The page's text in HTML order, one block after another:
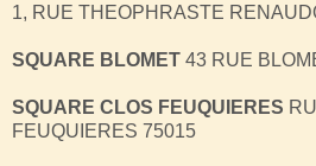
1, RUE THEOPHRASTE
SQUARE BLOMET 43 RUE
SQUARE CLOS FEUQUIERES
FEUQUIERES 75015